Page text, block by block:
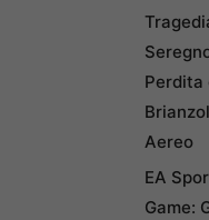
Perdita
Aereo
EA
Game: